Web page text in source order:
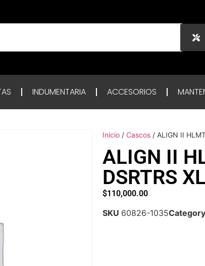
INDUMENTARIA ACCESORIOS
Inicio / Cascos / ALIGN II
ALIGN II
DSRTRS XL
$110,000.00
SKU 60826-1035Category